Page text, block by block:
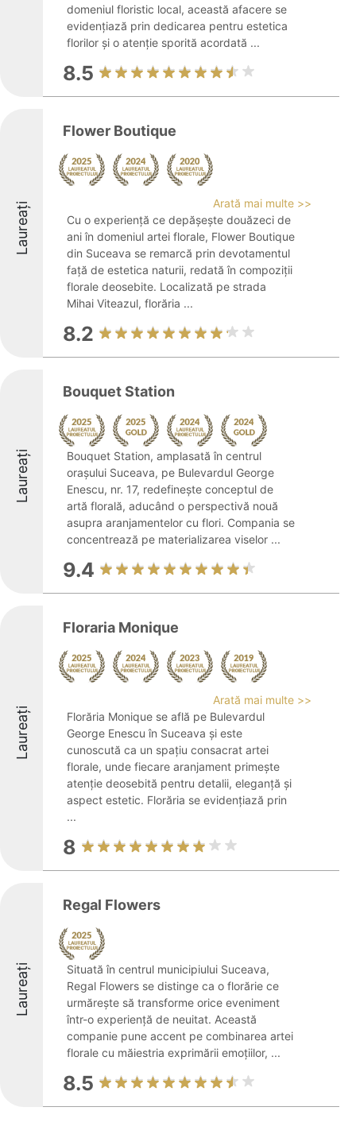
domeniul floristic local, această afacere se
evidențiază prin dedicarea pentru estetica
florilor și o atenție sporită acordată ...
8.5
Laureați
Flower Boutique
Arată mai multe >>
Cu o experiență ce depășește douăzeci de
ani în domeniul artei florale, Flower Boutique
din Suceava se remarcă prin devotamentul
față de estetica naturii, redată în compoziții
florale deosebite. Localizată pe strada
Mihai Viteazul, florăria ...
8.2
Laureați
Bouquet Station
Bouquet Station, amplasată în centrul
orașului Suceava, pe Bulevardul George
Enescu, nr. 17, redefinește conceptul de
artă florală, aducând o perspectivă nouă
asupra aranjamentelor cu flori. Compania se
concentrează pe materializarea viselor ...
9.4
Laureați
Floraria Monique
Arată mai multe >>
Florăria Monique se află pe Bulevardul
George Enescu în Suceava și este
cunoscută ca un spațiu consacrat artei
florale, unde fiecare aranjament primește
atenție deosebită pentru detalii, eleganță și
aspect estetic. Florăria se evidențiază prin
...
8
Laureați
Regal Flowers
Situată în centrul municipiului Suceava,
Regal Flowers se distinge ca o florărie ce
urmărește să transforme orice eveniment
într-o experiență de neuitat. Această
companie pune accent pe combinarea artei
florale cu măiestria exprimării emoțiilor, ...
8.5